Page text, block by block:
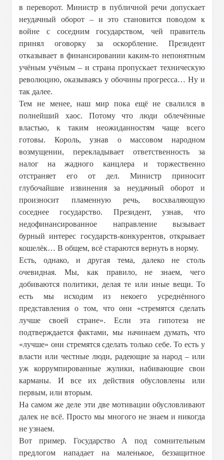
в переворот. Министр в публичной речи допускает
неудачный оборот – и это становится поводом к
войне с соседним государством, чей правитель
принял оговорку за оскорбление. Президент
отказывает в финансировании каким-то непонятным
учёным учёным – и страна пропускает техническую
революцию, оказываясь у обочины прогресса… Ну и
так далее.
Тем не менее, наш мир пока ещё не свалился в
полнейший хаос. Потому что люди облечённые
властью, к таким неожиданностям чаще всего
готовы. Король, узнав о массовом народном
возмущении, перекладывает ответственность за
налог на жадного канцлера и торжественно
отстраняет его от дел. Министр приносит
глубочайшие извинения за неудачный оборот и
произносит пламенную речь, восхваляющую
соседнее государство. Президент, узнав, что
недофинансированное направление вызывает
бурный интерес государств-конкурентов, открывает
кошелёк… В общем, всё стараются вернуть в норму.
Есть, однако, и другая тема, далеко не столь
очевидная. Мы, как правило, не знаем, чего
добиваются политики, делая те или иные вещи. То
есть мы исходим из некоего усреднённого
представления о том, что они «стремятся сделать
лучше своей стране». Если эта гипотеза не
подтверждается фактами, мы начинаем думать, что
«лучше» они стремятся сделать только себе. То есть у
власти или честные люди, радеющие за народ – или
уж коррумпированные жулики, набивающие свои
карманы. И все их действия обусловлены или
первым, или вторым.
На самом же деле эти две мотивации обусловливают
далек не всё. Просто мы многого не знаем и никогда
не узнаем.
Вот пример. Государство А под сомнительным
предлогом нападает на маленькое, беззащитное